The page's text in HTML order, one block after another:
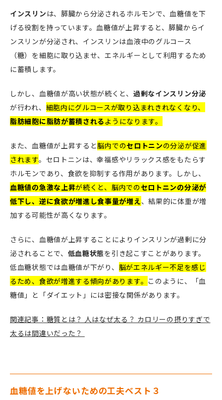
インスリン は、膵臓から分泌されるホルモンで、血糖値を下
げる役割を持っています。血糖値が上昇すると、膵臓からイ
ンスリンが分泌され、インスリンは血液中のグルコース
（糖）を細胞に取り込ませ、エネルギーとして利用するため
に蓄積します。
しかし、血糖値が高い状態が続くと、 過剰なインスリン分泌
が行われ、 細胞内にグルコースが取り込まれきれなくなり、
脂肪細胞に脂肪が蓄積される ようになります。
また、血糖値が上昇すると脳内でのセロトニンの分泌が促進
されます。セロトニンは、幸福感やリラックス感をもたらす
ホルモンであり、食欲を抑制する作用があります。しかし、
血糖値の急激な上昇が続くと、脳内でのセロトニンの分泌が
低下し、逆に食欲が増進し食事量が増え、結果的に体重が増
加する可能性が高くなります。
さらに、血糖値が上昇することによりインスリンが過剰に分
泌されることで、 低血糖状態を引き起こすことがあります。
低血糖状態では血糖値が下がり、 脳がエネルギー不足を感じ
るため、食欲が増進する傾向があります。 このように、「血
糖値」と「ダイエット」には密接な関係があります。
関連記事：糖質とは？ 人はなぜ太る？ カロリーの摂りすぎで
太るは間違いだった？
血糖値を上げないための工夫ベスト３